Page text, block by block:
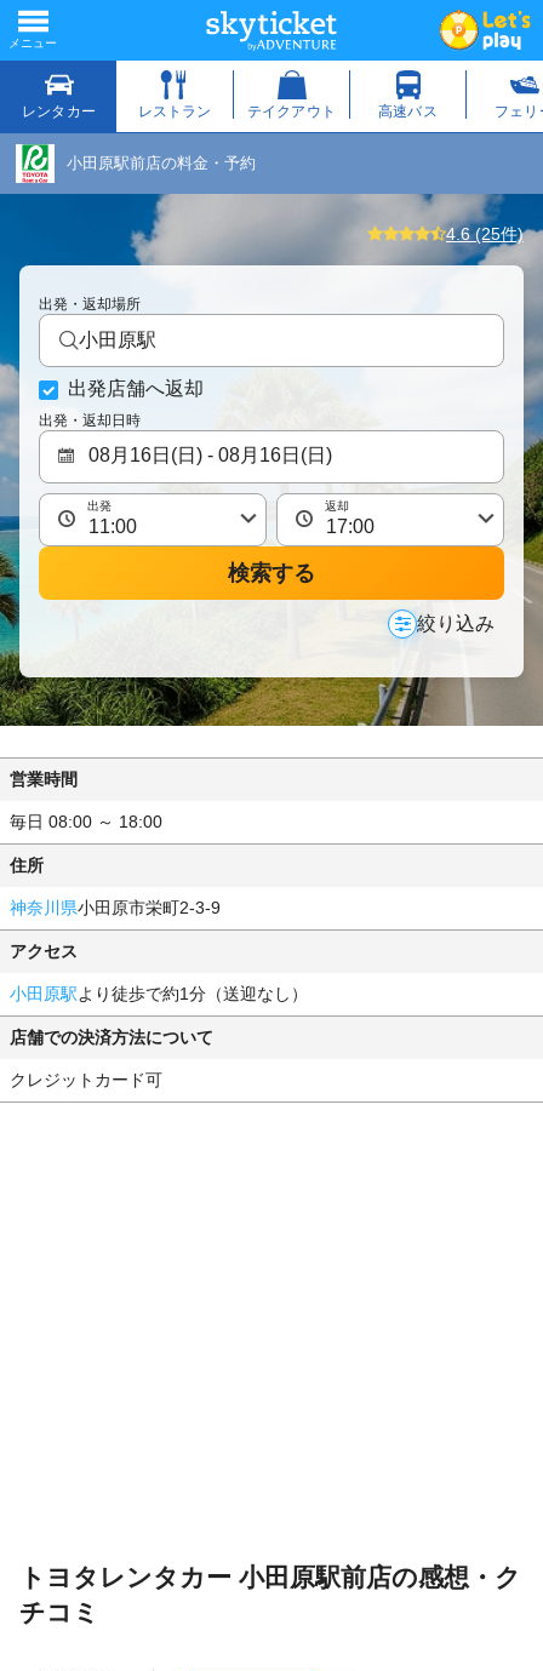
小田原駅前店の料金・予約
4.6 (25件)
出発・返却場所
小田原駅
出発店舗へ返却
出発・返却日時
出発 返却
検索する
絞り込み
営業時間
毎日 08:00 ～ 18:00
住所
神奈川県小田原市栄町2-3-9
アクセス
小田原駅より徒歩で約1分（送迎なし）
店舗での決済方法について
クレジットカード可
トヨタレンタカー 小田原駅前店の感想・ク
チコミ